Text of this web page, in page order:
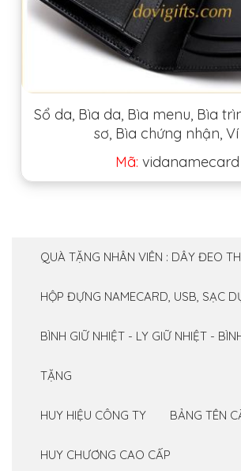
Sổ da, Bìa da, Bìa menu, Bìa
sơ, Bìa chứng nhận,
Mã: vidanamecard
QUÀ TẶNG NHÂN VIÊN : DÂY ĐEO
HỘP ĐỰNG NAMECARD, USB, SẠC
BÌNH GIỮ NHIỆT - LY GIỮ NHIỆT -
TẶNG
HUY HIỆU CÔNG TY BẢNG TÊN
HUY CHƯƠNG CAO CẤP